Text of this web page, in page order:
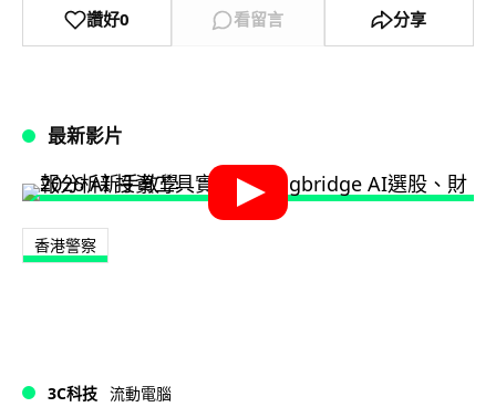
讚好0 看留言 分享
最新影片
香港警察
3C科技 流動電腦